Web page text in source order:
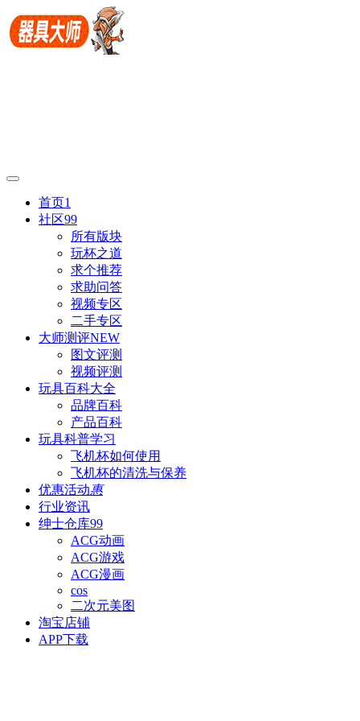
首页1
社区99
所有版块
玩杯之道
求个推荐
求助问答
视频专区
二手专区
大师测评NEW
图文评测
视频评测
玩具百科大全
品牌百科
产品百科
玩具科普学习
飞机杯如何使用
飞机杯的清洗与保养
优惠活动惠
行业资讯
绅士仓库99
ACG动画
ACG游戏
ACG漫画
cos
二次元美图
淘宝店铺
APP下载